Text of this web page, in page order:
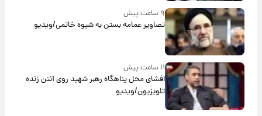
۹ ساعت پیش
تصاویر عمامه بستن به شیوه خاتمی/ویدیو
۱۱ ساعت پیش
افشای محل پناهگاه‌ رهبر شهید روی آنتن زنده
تلویزیون/ویدیو